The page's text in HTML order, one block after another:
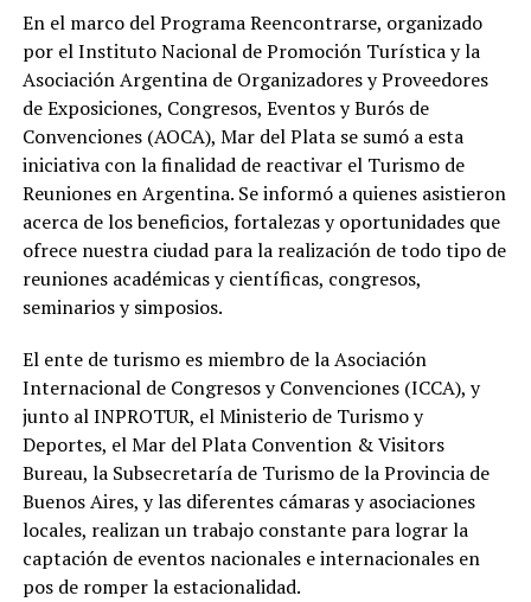
En el marco del Programa Reencontrarse, organizado
por el Instituto Nacional de Promoción Turística y la
Asociación Argentina de Organizadores y Proveedores
de Exposiciones, Congresos, Eventos y Burós de
Convenciones (AOCA), Mar del Plata se sumó a esta
iniciativa con la finalidad de reactivar el Turismo de
Reuniones en Argentina. Se informó a quienes asistieron
acerca de los beneficios, fortalezas y oportunidades que
ofrece nuestra ciudad para la realización de todo tipo de
reuniones académicas y científicas, congresos,
seminarios y simposios.
El ente de turismo es miembro de la Asociación
Internacional de Congresos y Convenciones (ICCA), y
junto al INPROTUR, el Ministerio de Turismo y
Deportes, el Mar del Plata Convention & Visitors
Bureau, la Subsecretaría de Turismo de la Provincia de
Buenos Aires, y las diferentes cámaras y asociaciones
locales, realizan un trabajo constante para lograr la
captación de eventos nacionales e internacionales en
pos de romper la estacionalidad.